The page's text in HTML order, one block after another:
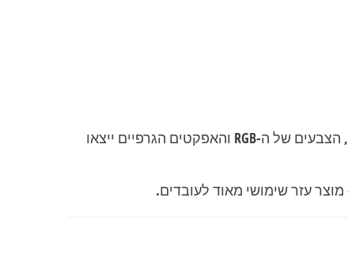
עיצובים של משחקי מחשב פופולריים בשילוב ה-Gamertag (כינוי השחקן). בגלל שהמשטח לבן, הצבעים של ה-RGB והאפקטים הגרפיים ייצאו
עזר שימושי מאוד לעובדים.